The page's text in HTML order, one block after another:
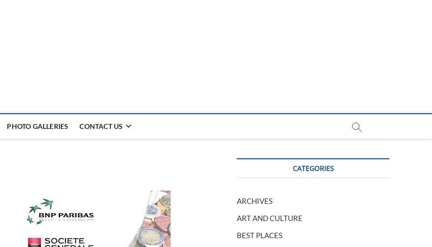
PHOTO GALLERIES CONTACT US
CATEGORIES
ARCHIVES
ART AND CULTURE
BEST PLACES